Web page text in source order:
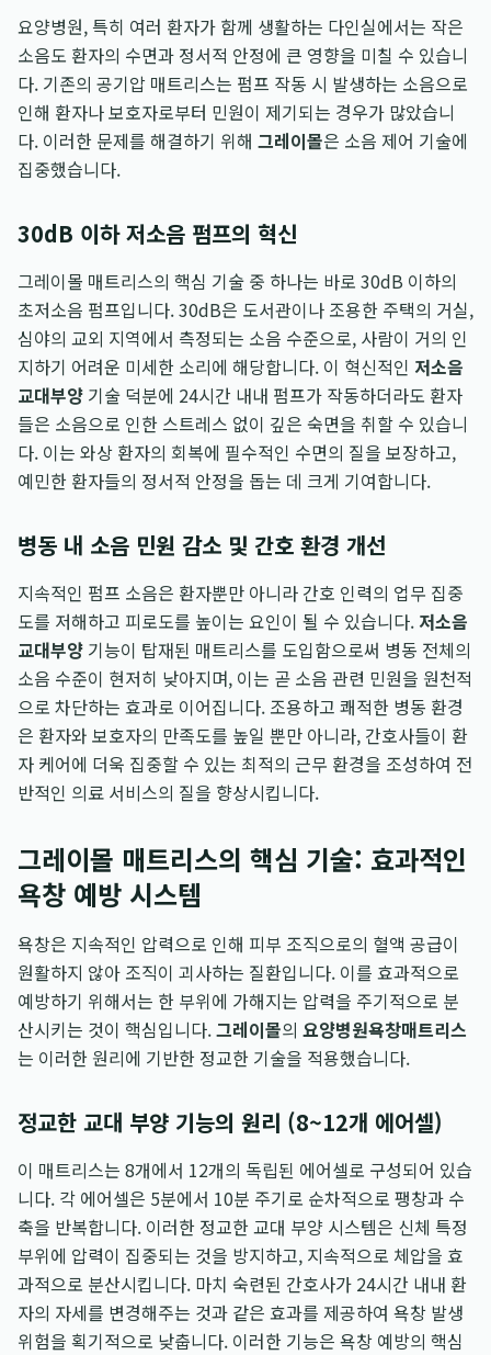
요양병원, 특히 여러 환자가 함께 생활하는 다인실에서는 작은
소음도 환자의 수면과 정서적 안정에 큰 영향을 미칠 수 있습니
다. 기존의 공기압 매트리스는 펌프 작동 시 발생하는 소음으로
인해 환자나 보호자로부터 민원이 제기되는 경우가 많았습니
다. 이러한 문제를 해결하기 위해 그레이몰은 소음 제어 기술에
집중했습니다.
30dB 이하 저소음 펌프의 혁신
그레이몰 매트리스의 핵심 기술 중 하나는 바로 30dB 이하의
초저소음 펌프입니다. 30dB은 도서관이나 조용한 주택의 거실,
심야의 교외 지역에서 측정되는 소음 수준으로, 사람이 거의 인
지하기 어려운 미세한 소리에 해당합니다. 이 혁신적인 저소음
교대부양 기술 덕분에 24시간 내내 펌프가 작동하더라도 환자
들은 소음으로 인한 스트레스 없이 깊은 숙면을 취할 수 있습니
다. 이는 와상 환자의 회복에 필수적인 수면의 질을 보장하고,
예민한 환자들의 정서적 안정을 돕는 데 크게 기여합니다.
병동 내 소음 민원 감소 및 간호 환경 개선
지속적인 펌프 소음은 환자뿐만 아니라 간호 인력의 업무 집중
도를 저해하고 피로도를 높이는 요인이 될 수 있습니다. 저소음
교대부양 기능이 탑재된 매트리스를 도입함으로써 병동 전체의
소음 수준이 현저히 낮아지며, 이는 곧 소음 관련 민원을 원천적
으로 차단하는 효과로 이어집니다. 조용하고 쾌적한 병동 환경
은 환자와 보호자의 만족도를 높일 뿐만 아니라, 간호사들이 환
자 케어에 더욱 집중할 수 있는 최적의 근무 환경을 조성하여 전
반적인 의료 서비스의 질을 향상시킵니다.
그레이몰 매트리스의 핵심 기술: 효과적인
욕창 예방 시스템
욕창은 지속적인 압력으로 인해 피부 조직으로의 혈액 공급이
원활하지 않아 조직이 괴사하는 질환입니다. 이를 효과적으로
예방하기 위해서는 한 부위에 가해지는 압력을 주기적으로 분
산시키는 것이 핵심입니다.그레이몰의 요양병원욕창매트리스
는 이러한 원리에 기반한 정교한 기술을 적용했습니다.
정교한 교대 부양 기능의 원리 (8~12개 에어셀)
이 매트리스는 8개에서 12개의 독립된 에어셀로 구성되어 있습
니다. 각 에어셀은 5분에서 10분 주기로 순차적으로 팽창과 수
축을 반복합니다. 이러한 정교한 교대 부양 시스템은 신체 특정
부위에 압력이 집중되는 것을 방지하고, 지속적으로 체압을 효
과적으로 분산시킵니다. 마치 숙련된 간호사가 24시간 내내 환
자의 자세를 변경해주는 것과 같은 효과를 제공하여 욕창 발생
위험을 획기적으로 낮춥니다. 이러한 기능은 욕창 예방의 핵심